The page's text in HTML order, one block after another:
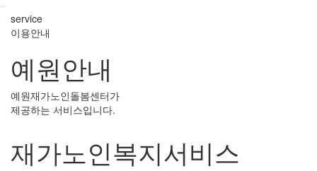
service
이용안내
예원안내
예원재가노인돌봄센터가
제공하는 서비스입니다.
재가노인복지서비스